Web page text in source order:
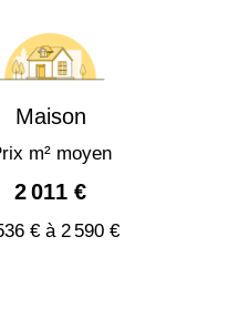
Maison
m² moyen
2 011 €
€ à 2 590 €